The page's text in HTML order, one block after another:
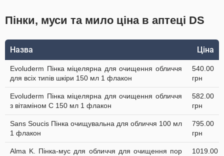
Пінки, муси та мило ціна в аптеці DS
Назва Ціна
Evoluderm Пінка міцелярна для очищення обличчя
для всіх типів шкіри 150 мл 1 флакон
540.00
грн
Evoluderm Пінка міцелярна для очищення обличчя
з вітаміном C 150 мл 1 флакон
582.00
грн
Sans Soucis Пінка очищувальна для обличчя 100 мл
1 флакон
795.00
грн
Alma K. Пінка-мус для обличчя для очищення пор
1019.00